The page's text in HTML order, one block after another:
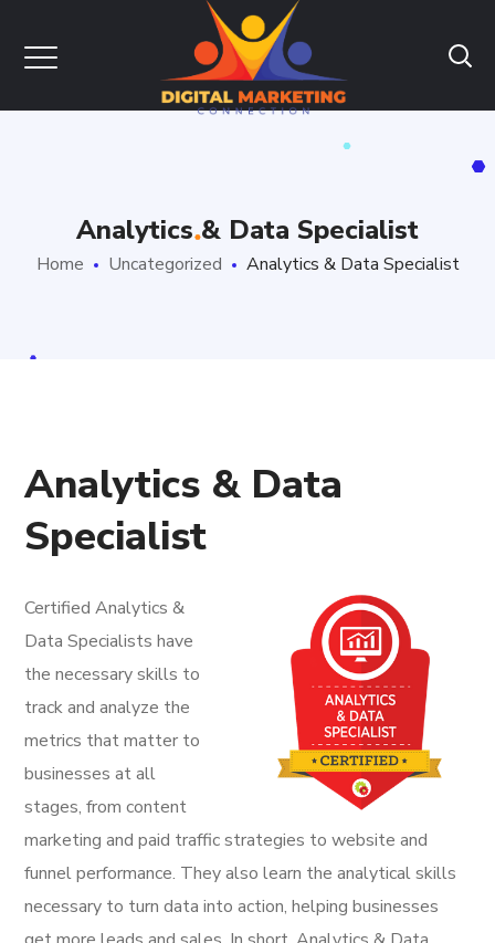
Analytics & Data Specialist
Home Uncategorized Analytics & Data Specialist
Analytics & Data
Specialist
Certified Analytics &
Data Specialists have
the necessary skills to
track and analyze the
metrics that matter to
businesses at all
stages, from content
marketing and paid traffic strategies to website and
funnel performance. They also learn the analytical skills
necessary to turn data into action, helping businesses